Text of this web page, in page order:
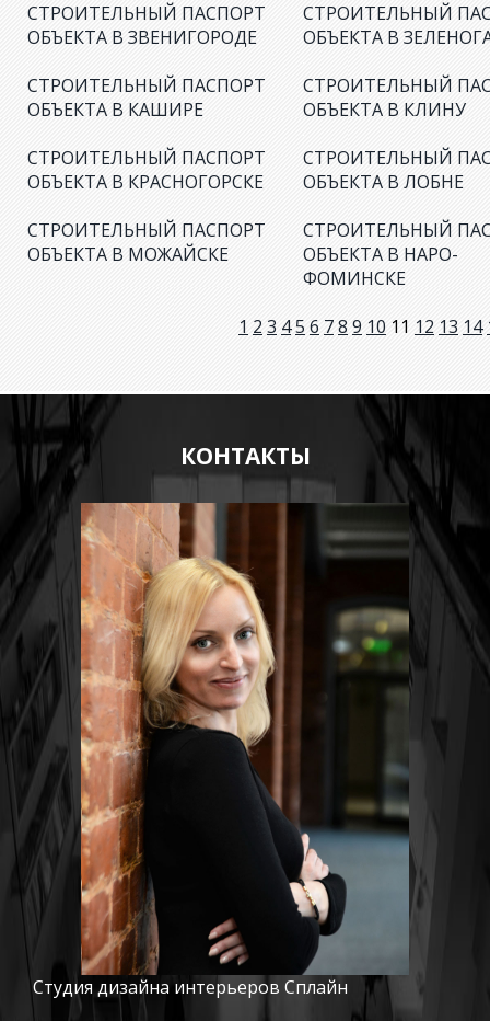
СТРОИТЕЛЬНЫЙ ПАСПОРТ
ОБЪЕКТА В ЗВЕНИГОРОДЕ
СТРОИТЕЛЬНЫЙ
ОБЪЕКТА В
СТРОИТЕЛЬНЫЙ ПАСПОРТ
ОБЪЕКТА В КАШИРЕ
СТРОИТЕЛЬНЫЙ
ОБЪЕКТА В КЛИНУ
СТРОИТЕЛЬНЫЙ ПАСПОРТ
ОБЪЕКТА В КРАСНОГОРСКЕ
СТРОИТЕЛЬНЫЙ
ОБЪЕКТА В ЛОБНЕ
СТРОИТЕЛЬНЫЙ ПАСПОРТ
ОБЪЕКТА В МОЖАЙСКЕ
СТРОИТЕЛЬНЫЙ
ОБЪЕКТА В НАРО-
ФОМИНСКЕ
1 2 3 45 6 78 9 10 11 12 13 14
КОНТАКТЫ
Студия дизайна интерьеров Сплайн